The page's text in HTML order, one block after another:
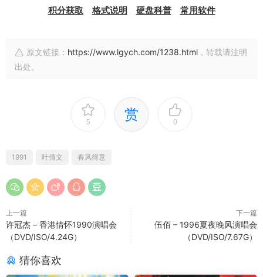
积分获取 格式说明 硬盘科普 常用软件
原文链接： https://www.lgych.com/1238.html ，转载请注明
出处。
5 赏 0
1991 叶倩文 春风得意
上一篇
许冠杰 – 香港情怀1990演唱会
（DVD/ISO/4.24G）
下一篇
伍佰 – 1996夏夜晚风演唱会
（DVD/ISO/7.67G）
猜你喜欢